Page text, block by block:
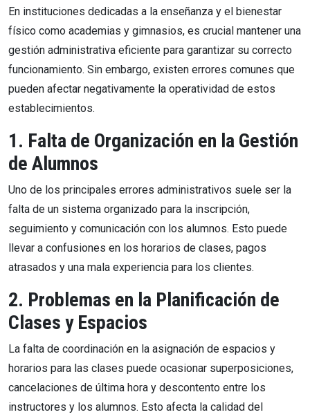
En instituciones dedicadas a la enseñanza y el bienestar
físico como academias y gimnasios, es crucial mantener una
gestión administrativa eficiente para garantizar su correcto
funcionamiento. Sin embargo, existen errores comunes que
pueden afectar negativamente la operatividad de estos
establecimientos.
1. Falta de Organización en la Gestión
de Alumnos
Uno de los principales errores administrativos suele ser la
falta de un sistema organizado para la inscripción,
seguimiento y comunicación con los alumnos. Esto puede
llevar a confusiones en los horarios de clases, pagos
atrasados y una mala experiencia para los clientes.
2. Problemas en la Planificación de
Clases y Espacios
La falta de coordinación en la asignación de espacios y
horarios para las clases puede ocasionar superposiciones,
cancelaciones de última hora y descontento entre los
instructores y los alumnos. Esto afecta la calidad del